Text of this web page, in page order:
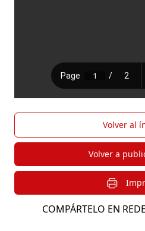
Volver al
Volver a
COMPÁRTELO EN